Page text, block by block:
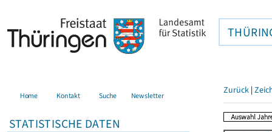
Home Kontakt Suche Newsletter
STATISTISCHE DATEN
Zurück |